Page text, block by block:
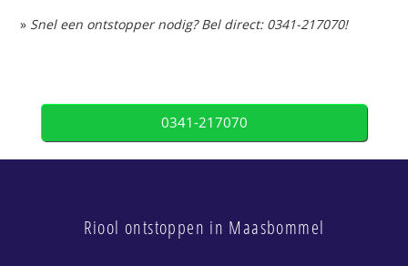
» Snel een ontstopper nodig? Bel direct: 0341-217070!
0341-217070
Riool ontstoppen in Maasbommel